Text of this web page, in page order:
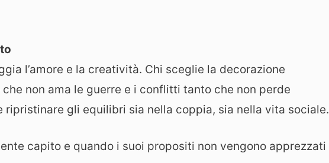
l’amore e la creatività. Chi sceglie la decorazione
non ama le guerre e i conflitti tanto che non perde
ripristinare gli equilibri sia nella coppia, sia nella vita sociale.
capito e quando i suoi propositi non vengono apprezzati